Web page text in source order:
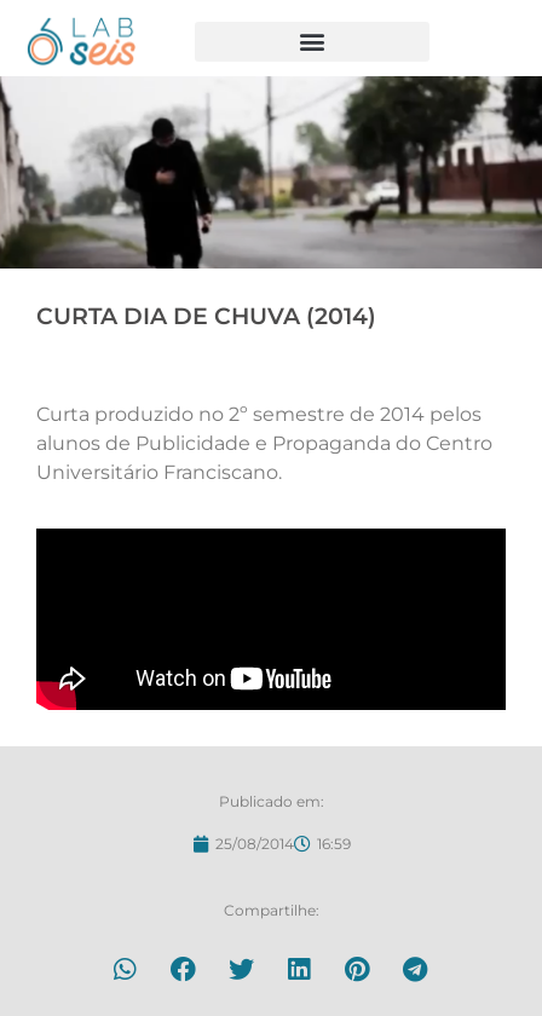
CURTA DIA DE CHUVA (2014)
Curta produzido no 2º semestre de 2014 pelos
alunos de Publicidade e Propaganda do Centro
Universitário Franciscano.
Publicado em:
25/08/2014 16:59
Compartilhe: